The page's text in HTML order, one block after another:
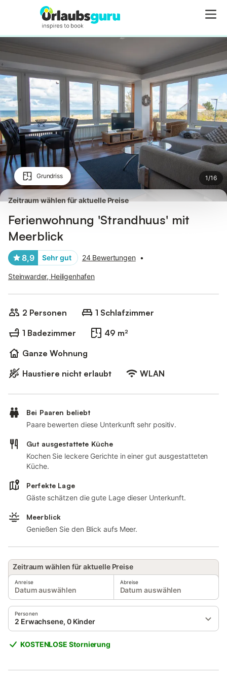
Grundriss 1/16
Ausstattung Bewertungen
Zeitraum wählen für aktuelle Preise
Ferienwohnung 'Strandhuus' mit
Meerblick
8,9 Sehr gut 24 Bewertungen •
Steinwarder, Heiligenhafen
2 Personen
1 Schlafzimmer
1 Badezimmer
49 m²
Ganze Wohnung
Haustiere nicht erlaubt
WLAN
Bei Paaren beliebt
Paare bewerten diese Unterkunft sehr positiv.
Gut ausgestattete Küche
Kochen Sie leckere Gerichte in einer gut ausgestatteten
Küche.
Perfekte Lage
Gäste schätzen die gute Lage dieser Unterkunft.
Meerblick
Genießen Sie den Blick aufs Meer.
Zeitraum wählen für aktuelle Preise
Anreise
Datum auswählen
Abreise
Datum auswählen
Personen
2 Erwachsene, 0 Kinder
KOSTENLOSE Stornierung